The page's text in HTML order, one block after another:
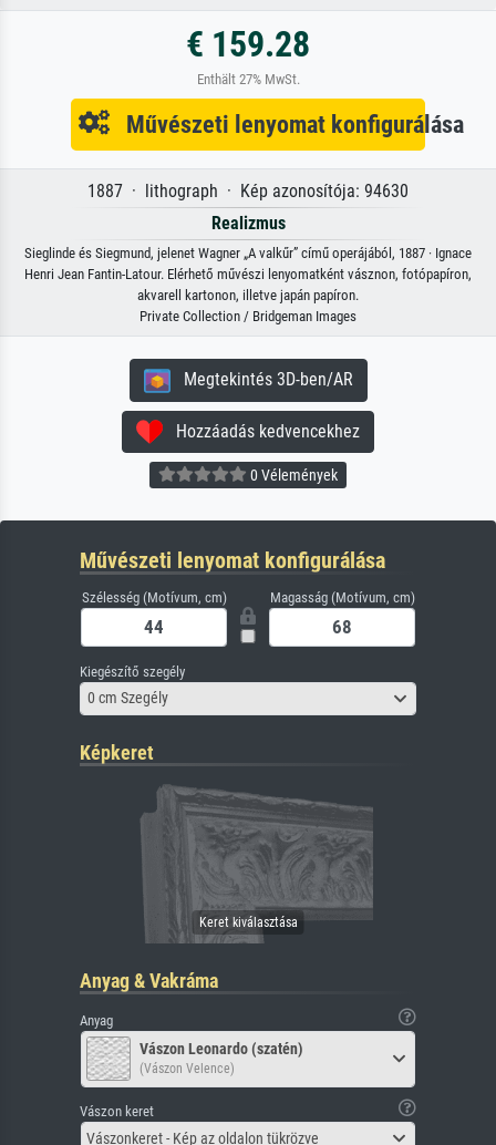
€ 159.28
Enthält 27% MwSt.
Művészeti lenyomat konfigurálása
1887 · lithograph · Kép azonosítója: 94630
Realizmus
Sieglinde és Siegmund, jelenet Wagner „A valkűr” című operájából, 1887 · Ignace
Henri Jean Fantin-Latour. Elérhető művészi lenyomatként vásznon, fotópapíron,
akvarell kartonon, illetve japán papíron.
Private Collection / Bridgeman Images
Megtekintés 3D-ben/AR
Hozzáadás kedvencekhez
0 Vélemények
Művészeti lenyomat konfigurálása
Szélesség (Motívum, cm) Magasság (Motívum, cm)
Kiegészítő szegély
0 cm Szegély
Képkeret
Anyag & Vakráma
Anyag
Vászon Leonardo (szatén)
(Vászon Velence)
Vászon keret
Vászonkeret - Kép az oldalon tükrözve